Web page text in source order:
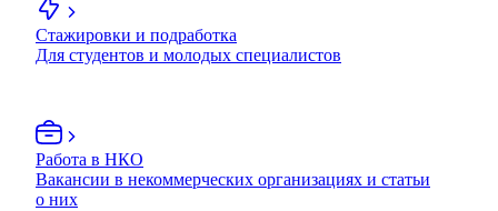
Стажировки и подработка
Для студентов и молодых специалистов
Работа в НКО
Вакансии в некоммерческих организациях и статьи
о них